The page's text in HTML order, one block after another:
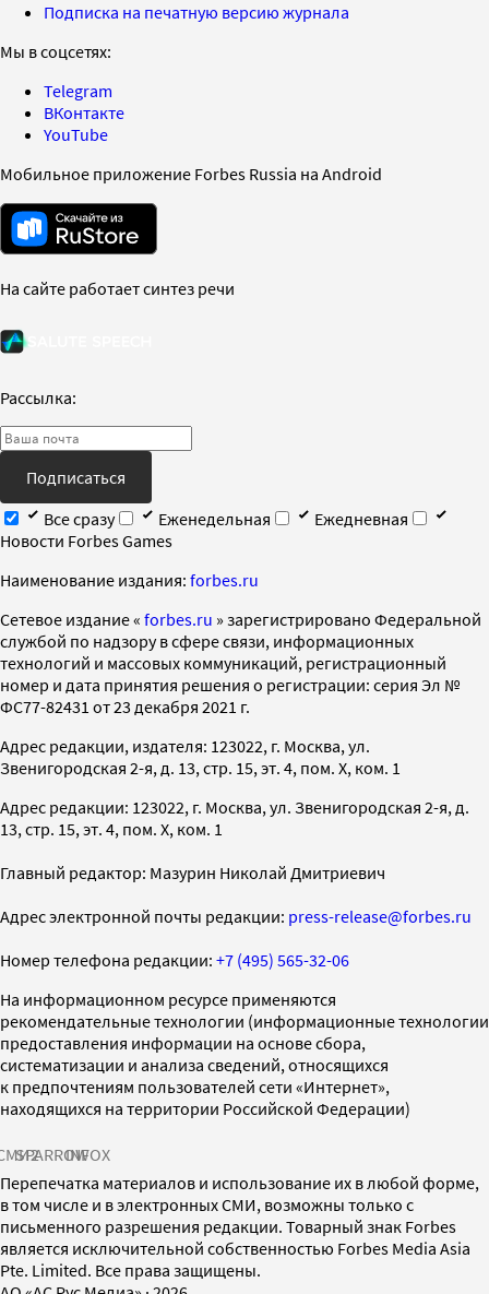
Подписка на печатную версию журнала
Мы в соцсетях:
Telegram
ВКонтакте
YouTube
Мобильное приложение Forbes Russia на Android
На сайте работает синтез речи
Рассылка:
Подписаться
Все сразу
Еженедельная
Ежедневная
Новости Forbes Games
Наименование издания: forbes.ru
Cетевое издание « forbes.ru » зарегистрировано Федеральной
службой по надзору в сфере связи, информационных
технологий и массовых коммуникаций, регистрационный
номер и дата принятия решения о регистрации: серия Эл №
ФС77-82431 от 23 декабря 2021 г.
Адрес редакции, издателя: 123022, г. Москва, ул.
Звенигородская 2-я, д. 13, стр. 15, эт. 4, пом. X, ком. 1
Адрес редакции: 123022, г. Москва, ул. Звенигородская 2-я, д.
13, стр. 15, эт. 4, пом. X, ком. 1
Главный редактор: Мазурин Николай Дмитриевич
Адрес электронной почты редакции: press-release@forbes.ru
Номер телефона редакции: +7 (495) 565-32-06
На информационном ресурсе применяются
рекомендательные технологии (информационные технологии
предоставления информации на основе сбора,
систематизации и анализа сведений, относящихся
к предпочтениям пользователей сети «Интернет»,
находящихся на территории Российской Федерации)
SPARROWINFOX
Перепечатка материалов и использование их в любой форме,
в том числе и в электронных СМИ, возможны только с
письменного разрешения редакции. Товарный знак Forbes
является исключительной собственностью Forbes Media Asia
Pte. Limited. Все права защищены.